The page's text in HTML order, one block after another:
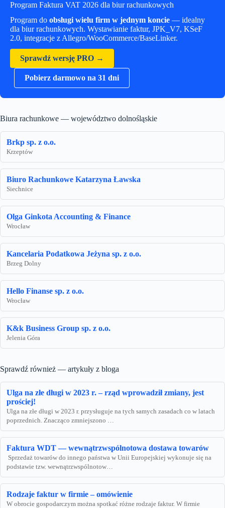
Program Faktura VAT 2026 dla biur rachunkowych
Program do obsługi wielu firm w jednym koncie — idealny
dla biur rachunkowych. Wystawianie faktur, JPK_V7, KSeF
2.0, integracje z Allegro/WooCommerce/BaseLinker.
Sprawdź wersję PRO →
Pobierz darmowo na 31 dni
Biura rachunkowe — województwo dolnośląskie
Brkp sp. z o.o.
Krzeptów
Biuro Rachunkowe Katarzyna Ławska
Siechnice
Olga Ginkota Accounting & Finance
Wrocław
Kancelaria Podatkowa Jeżyna sp. z o.o.
Brzeg Dolny
Hello Finanse sp. z o.o.
Wrocław
K&k Business Group sp. z o.o.
Jelenia Góra
Sprawdź również — artykuły z bloga
Ulga na złe długi w 2023 r. – rząd wprowadził zmiany, jest
prościej!
Ulga na złe długi w 2023 r. przysługuje na tych samych zasadach co w latach
poprzednich. Znacząco zmniejszono …
Faktura WDT — wewnątrzwspólnotowa dostawa towarów
Sprzedaż towarów do innego państwa w Unii Europejskiej wykonuje się na
podstawie tzw. wewnątrzwspólnotow…
Rodzaje faktur w firmie – omówienie
W obrocie gospodarczym można spotkać różne rodzaje faktur. W firmie